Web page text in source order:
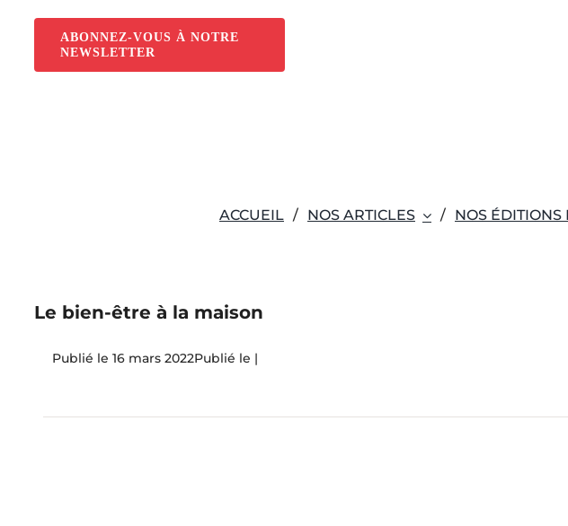
ABONNEZ-VOUS À NOTRE
NEWSLETTER
ACCUEIL NOS ARTICLES NOS ÉDITIONS
Le bien-être à la maison
16 mars 2022 |